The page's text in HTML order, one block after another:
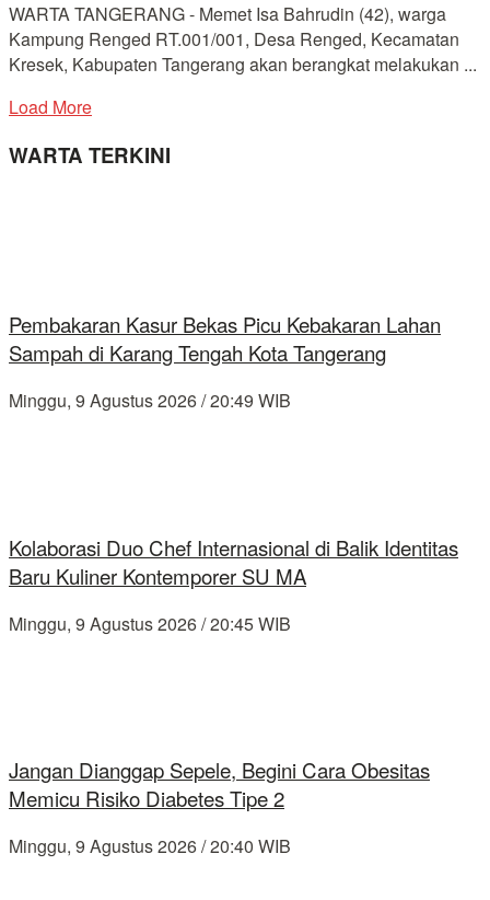
WARTA TANGERANG - Memet Isa Bahrudin (42), warga
Kampung Renged RT.001/001, Desa Renged, Kecamatan
Kresek, Kabupaten Tangerang akan berangkat melakukan ...
Load More
WARTA TERKINI
Pembakaran Kasur Bekas Picu Kebakaran Lahan
Sampah di Karang Tengah Kota Tangerang
Minggu, 9 Agustus 2026 / 20:49 WIB
Kolaborasi Duo Chef Internasional di Balik Identitas
Baru Kuliner Kontemporer SU MA
Minggu, 9 Agustus 2026 / 20:45 WIB
Jangan Dianggap Sepele, Begini Cara Obesitas
Memicu Risiko Diabetes Tipe 2
Minggu, 9 Agustus 2026 / 20:40 WIB